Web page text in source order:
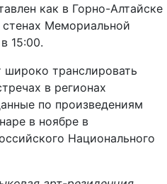
как в Горно-Алтайске
Мемориальной
15:00.
широко транслировать
в регионах
по произведениям
в ноябре в
Национального